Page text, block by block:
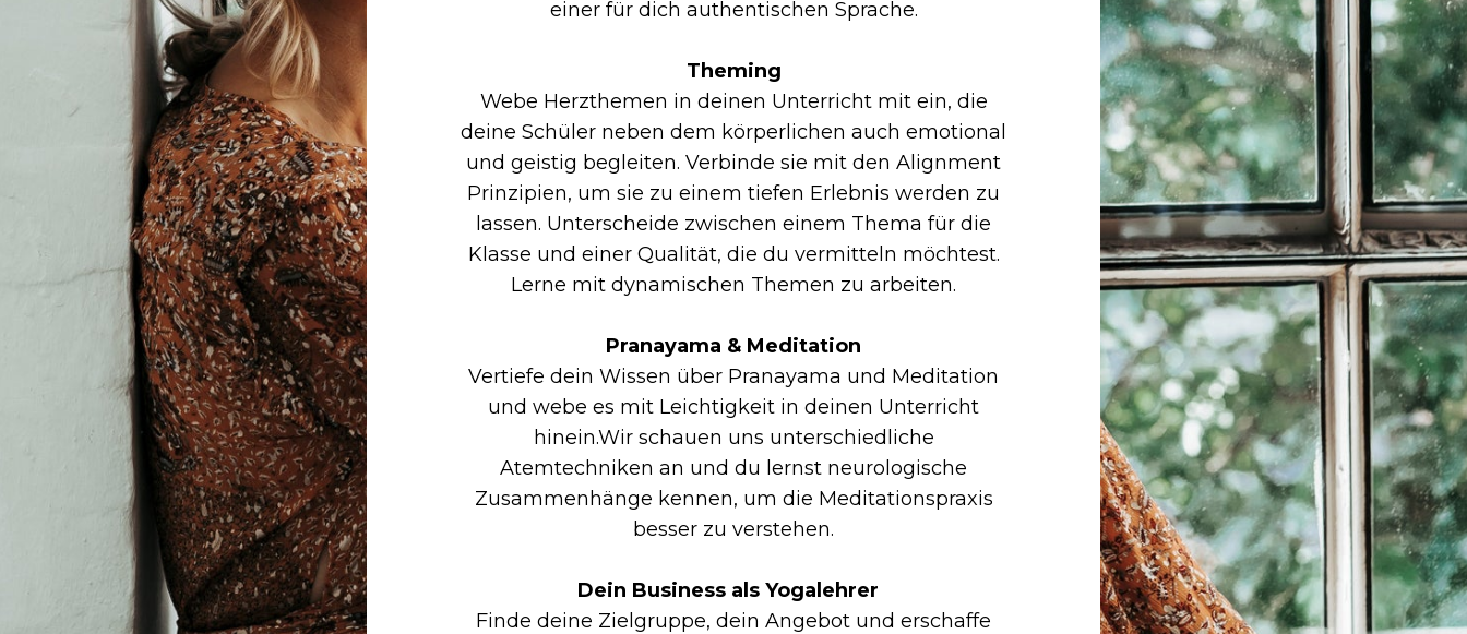
einer für dich authentischen Sprache.
Theming
Webe Herzthemen in deinen Unterricht mit ein, die
deine Schüler neben dem körperlichen auch emotional
und geistig begleiten. Verbinde sie mit den Alignment
Prinzipien, um sie zu einem tiefen Erlebnis werden zu
lassen. Unterscheide zwischen einem Thema für die
Klasse und einer Qualität, die du vermitteln möchtest.
Lerne mit dynamischen Themen zu arbeiten.
Pranayama & Meditation
Vertiefe dein Wissen über Pranayama und Meditation
und webe es mit Leichtigkeit in deinen Unterricht
hinein.Wir schauen uns unterschiedliche
Atemtechniken an und du lernst neurologische
Zusammenhänge kennen, um die Meditationspraxis
besser zu verstehen.
Dein Business als Yogalehrer
Finde deine Zielgruppe, dein Angebot und erschaffe